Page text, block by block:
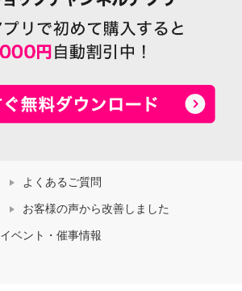
よくあるご質問
お客様の声から改善しました
イベント・催事情報